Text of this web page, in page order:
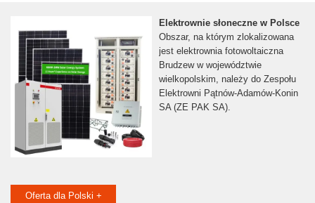
Elektrownie słoneczne w Polsce
Obszar, na którym zlokalizowana
jest elektrownia fotowoltaiczna
Brudzew w województwie
wielkopolskim, należy do Zespołu
Elektrowni Pątnów-Adamów-Konin
SA (ZE PAK SA).
Oferta dla Polski +